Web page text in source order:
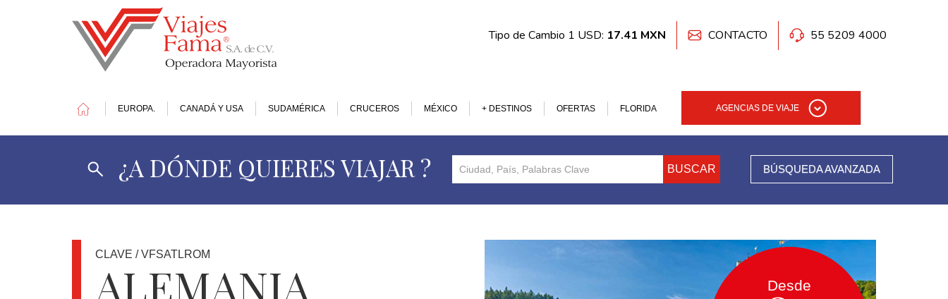
Tipo de Cambio 1 USD: 17.41 MXN CONTACTO 55 5209 4000
EUROPA. CANADÁ Y USA SUDAMÉRICA CRUCEROS MÉXICO + DESTINOS OFERTAS FLORIDA AGENCIAS DE VIAJE
¿A DÓNDE QUIERES VIAJAR ? BUSCAR BÚSQUEDA AVANZADA
=
CLAVE / VFSATLROM
ALEMANIA
Desde